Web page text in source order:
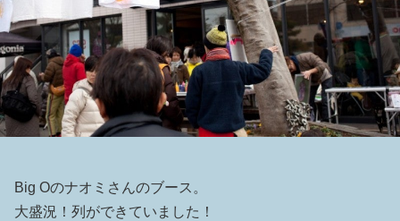
Big Oのナオミさんのブース。
大盛況！列ができていました！